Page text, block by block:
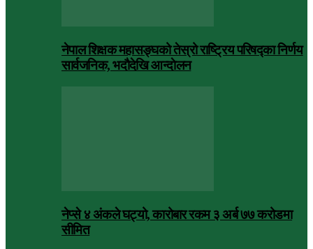
नेपाल शिक्षक महासङ्घको तेस्रो राष्ट्रिय परिषद्का निर्णय
सार्वजनिक, भदाैदेखि आन्दाेलन
नेप्से ४ अंकले घट्यो, कारोबार रकम ३ अर्ब ७७ करोडमा
सीमित